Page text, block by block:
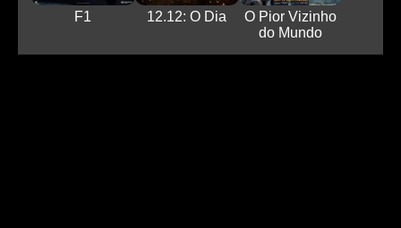
F1 12.12: O Dia
O Pior Vizinho
do Mundo